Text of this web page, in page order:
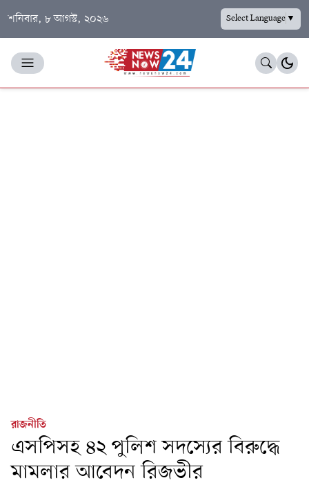
শনিবার, ৮ আগস্ট, ২০২৬ Select Language▼
রাজনীতি
এসপিসহ ৪২ পুলিশ সদস্যের বিরুদ্ধে
মামলার আবেদন রিজভীর